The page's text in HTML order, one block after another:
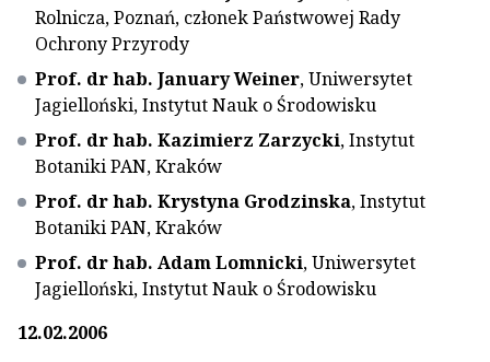
Rolnicza, Poznań, członek Państwowej Rady
Ochrony Przyrody
Prof. dr hab. January Weiner, Uniwersytet
Jagielloński, Instytut Nauk o Środowisku
Prof. dr hab. Kazimierz Zarzycki, Instytut
Botaniki PAN, Kraków
Prof. dr hab. Krystyna Grodzinska, Instytut
Botaniki PAN, Kraków
Prof. dr hab. Adam Lomnicki, Uniwersytet
Jagielloński, Instytut Nauk o Środowisku
12.02.2006